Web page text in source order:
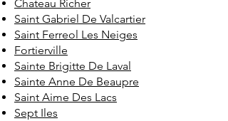
Chateau Richer
Saint Gabriel De Valcartier
Saint Ferreol Les Neiges
Fortierville
Sainte Brigitte De Laval
Sainte Anne De Beaupre
Saint Aime Des Lacs
Sept Iles